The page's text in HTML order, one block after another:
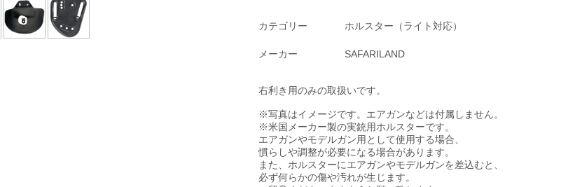
カテゴリー ホルスター（ライト対応）
メーカー SAFARILAND
右利き用のみの取扱いです。
※写真はイメージです。エアガンなどは付属しません。
※米国メーカー製の実銃用ホルスターです。
エアガンやモデルガン用として使用する場合、
慣らしや調整が必要になる場合があります。
また、ホルスターにエアガンやモデルガンを差込むと、
必ず何らかの傷や汚れが生じます。